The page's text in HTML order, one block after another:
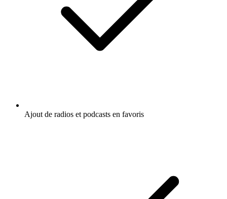
Ajout de radios et podcasts en favoris